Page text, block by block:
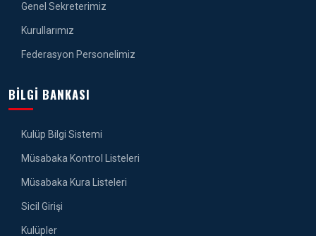
Genel Sekreterimiz
Kurullarımız
Federasyon Personelimiz
BILGI BANKASI
Kulüp Bilgi Sistemi
Müsabaka Kontrol Listeleri
Müsabaka Kura Listeleri
Sicil Girişi
Kulüpler